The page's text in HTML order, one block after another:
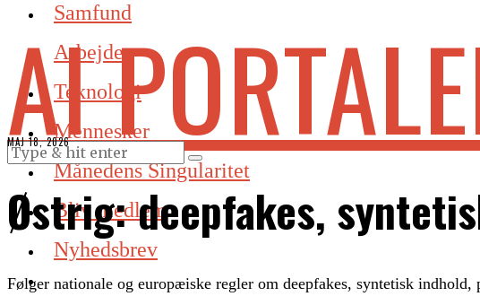
Samfund
Arbejde
Teknologi
Mennesker
Månedens Singularitet
Bliv medlem
Nyhedsbrev
AI
MAJ 18, 2026
Østrig: deepfakes,
Følger nationale og europæiske regler om deepfakes, syntetisk